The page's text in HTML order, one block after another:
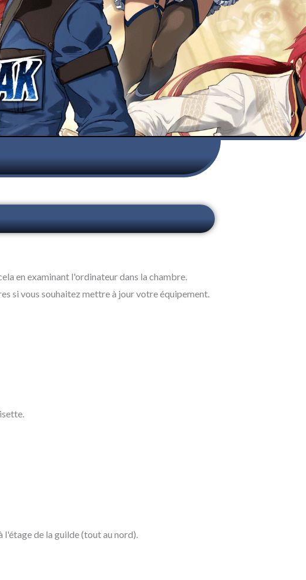
en examinant l'ordinateur dans la chambre.
si vous souhaitez mettre à jour votre équipement.
l'étage de la guilde (tout au nord).